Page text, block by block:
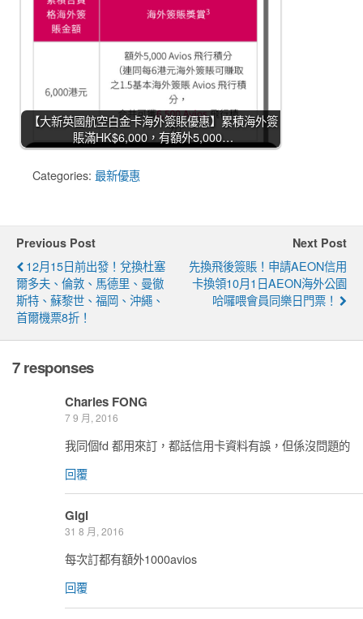
【大新英國航空白金卡海外簽賬優惠】累積海外簽
賬滿HK$6,000，有額外5,000…
Categories: 最新優惠
Previous Post
12月15日前出發！兌換杜塞
爾多夫、倫敦、馬德里、曼徹
斯特、蘇黎世、福岡、沖繩、
首爾機票8折！
Next Post
先換飛後簽賬！申請AEON信用
卡換領10月1日AEON海外公園
哈囉喂會員同樂日門票！
7 responses
Charles FONG
7 9 月, 2016
我同個fd 都用來訂，都話信用卡資料有誤，但係沒問題的
回覆
Gigi
31 8 月, 2016
每次訂都有額外1000avios
回覆